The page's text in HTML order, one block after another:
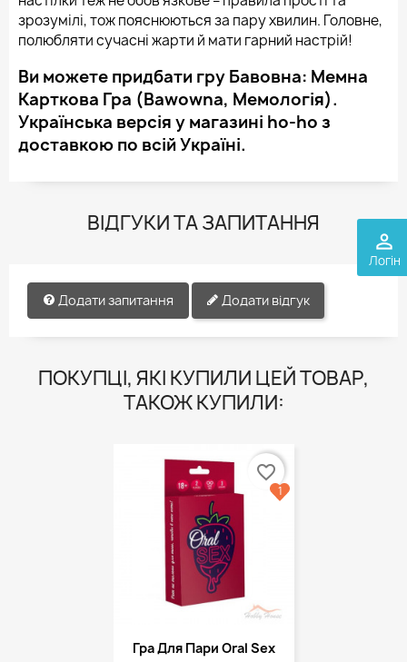
perm_identity
Логін
зрозумілі, тож пояснюються за пару хвилин. Головне,
полюбляти сучасні жарти й мати гарний настрій!
Ви можете придбати гру Бавовна: Мемна
Карткова Гра (Bawowna, Мемологія).
Українська версія у магазині ho-ho з
доставкою по всій Україні.
ВІДГУКИ ТА ЗАПИТАННЯ
Додати запитання Додати відгук
ПОКУПЦІ, ЯКІ КУПИЛИ ЦЕЙ ТОВАР,
ТАКОЖ КУПИЛИ:
Гра Для Пари Oral Sex
favorite_border
1